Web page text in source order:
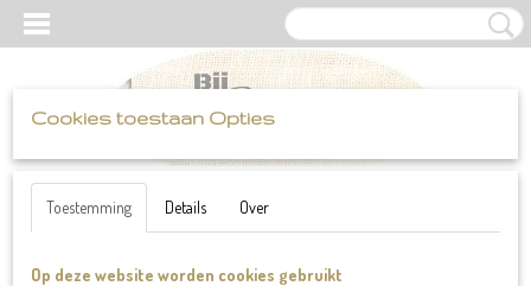
Inloggen Registreren UW WINKELWAGEN
Home >Scheepjes>Colour Crafter >Scheepjes Colour Crafter
Cookies toestaan Opties
Toestemming Details Over
Op deze website worden cookies gebruikt